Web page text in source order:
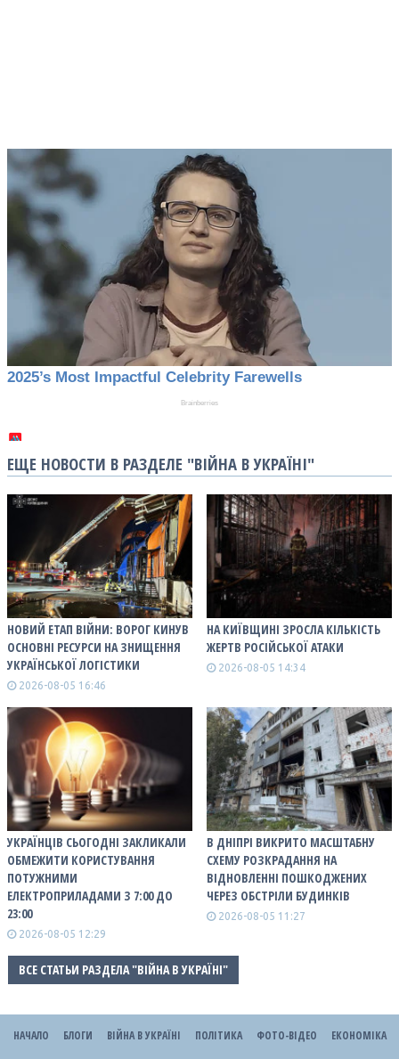
ЕЩЕ НОВОСТИ В РАЗДЕЛЕ "ВІЙНА В УКРАЇНІ"
НОВИЙ ЕТАП ВІЙНИ: ВОРОГ КИНУВ
ОСНОВНІ РЕСУРСИ НА ЗНИЩЕННЯ
УКРАЇНСЬКОЇ ЛОГІСТИКИ
2026-08-05 16:46
НА КИЇВЩИНІ ЗРОСЛА КІЛЬКІСТЬ
ЖЕРТВ РОСІЙСЬКОЇ АТАКИ
2026-08-05 14:34
УКРАЇНЦІВ СЬОГОДНІ ЗАКЛИКАЛИ
ОБМЕЖИТИ КОРИСТУВАННЯ
ПОТУЖНИМИ
ЕЛЕКТРОПРИЛАДАМИ З 7:00 ДО
23:00
2026-08-05 12:29
В ДНІПРІ ВИКРИТО МАСШТАБНУ
СХЕМУ РОЗКРАДАННЯ НА
ВІДНОВЛЕННІ ПОШКОДЖЕНИХ
ЧЕРЕЗ ОБСТРІЛИ БУДИНКІВ
2026-08-05 11:27
ВСЕ СТАТЬИ РАЗДЕЛА "ВІЙНА В УКРАЇНІ"
НАЧАЛО БЛОГИ ВІЙНА В УКРАЇНІ ПОЛІТИКА ФОТО-ВІДЕО ЕКОНОМІКА